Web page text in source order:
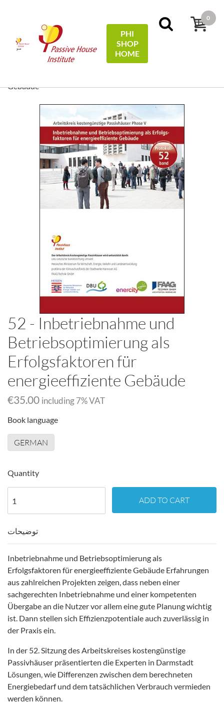
منو
PHI
SHOP
HOME
0
Protocols
52 - Inbetriebnahme und
Gebäude
52 - Inbetriebnahme und
Betriebsoptimierung als
Erfolgsfaktoren für
energieeffiziente Gebäude
‎€35.00 including 7% VAT
Book language
GERMAN
Quantity
ADD TO CART
توضیحات
Inbetriebnahme und Betriebsoptimierung als
Erfolgsfaktoren für energieeffiziente Gebäude Erfahrungen
aus zahlreichen Projekten zeigen, dass neben einer
sachgerechten Inbetriebnahme und einer kompetenten
Übergabe an die Nutzer vor allem eine gute Planung wichtig
ist. Dann stellen sich Effizienzpotentiale auch zuverlässig in
der Praxis ein.
In der 52. Sitzung des Arbeitskreises kostengünstige
Passivhäuser präsentierten die Experten in Darmstadt
Lösungen, wie Differenzen zwischen dem berechneten
Energiebedarf und dem tatsächlichen Verbrauch vermieden
werden können.